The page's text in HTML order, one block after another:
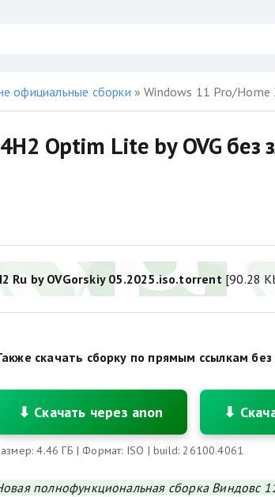
официальные сборки » Windows 11 Pro/Home 24H2
Optim Lite by OVG без
Ru by OVGorskiy 05.2025.iso.torrent[90.28
скачать сборку по прямым ссылкам
⬇ Скачать через anon ⬇
4.46 ГБ | Формат: ISO | build: 26100.4061
полнофункциональная сборка Виндовс